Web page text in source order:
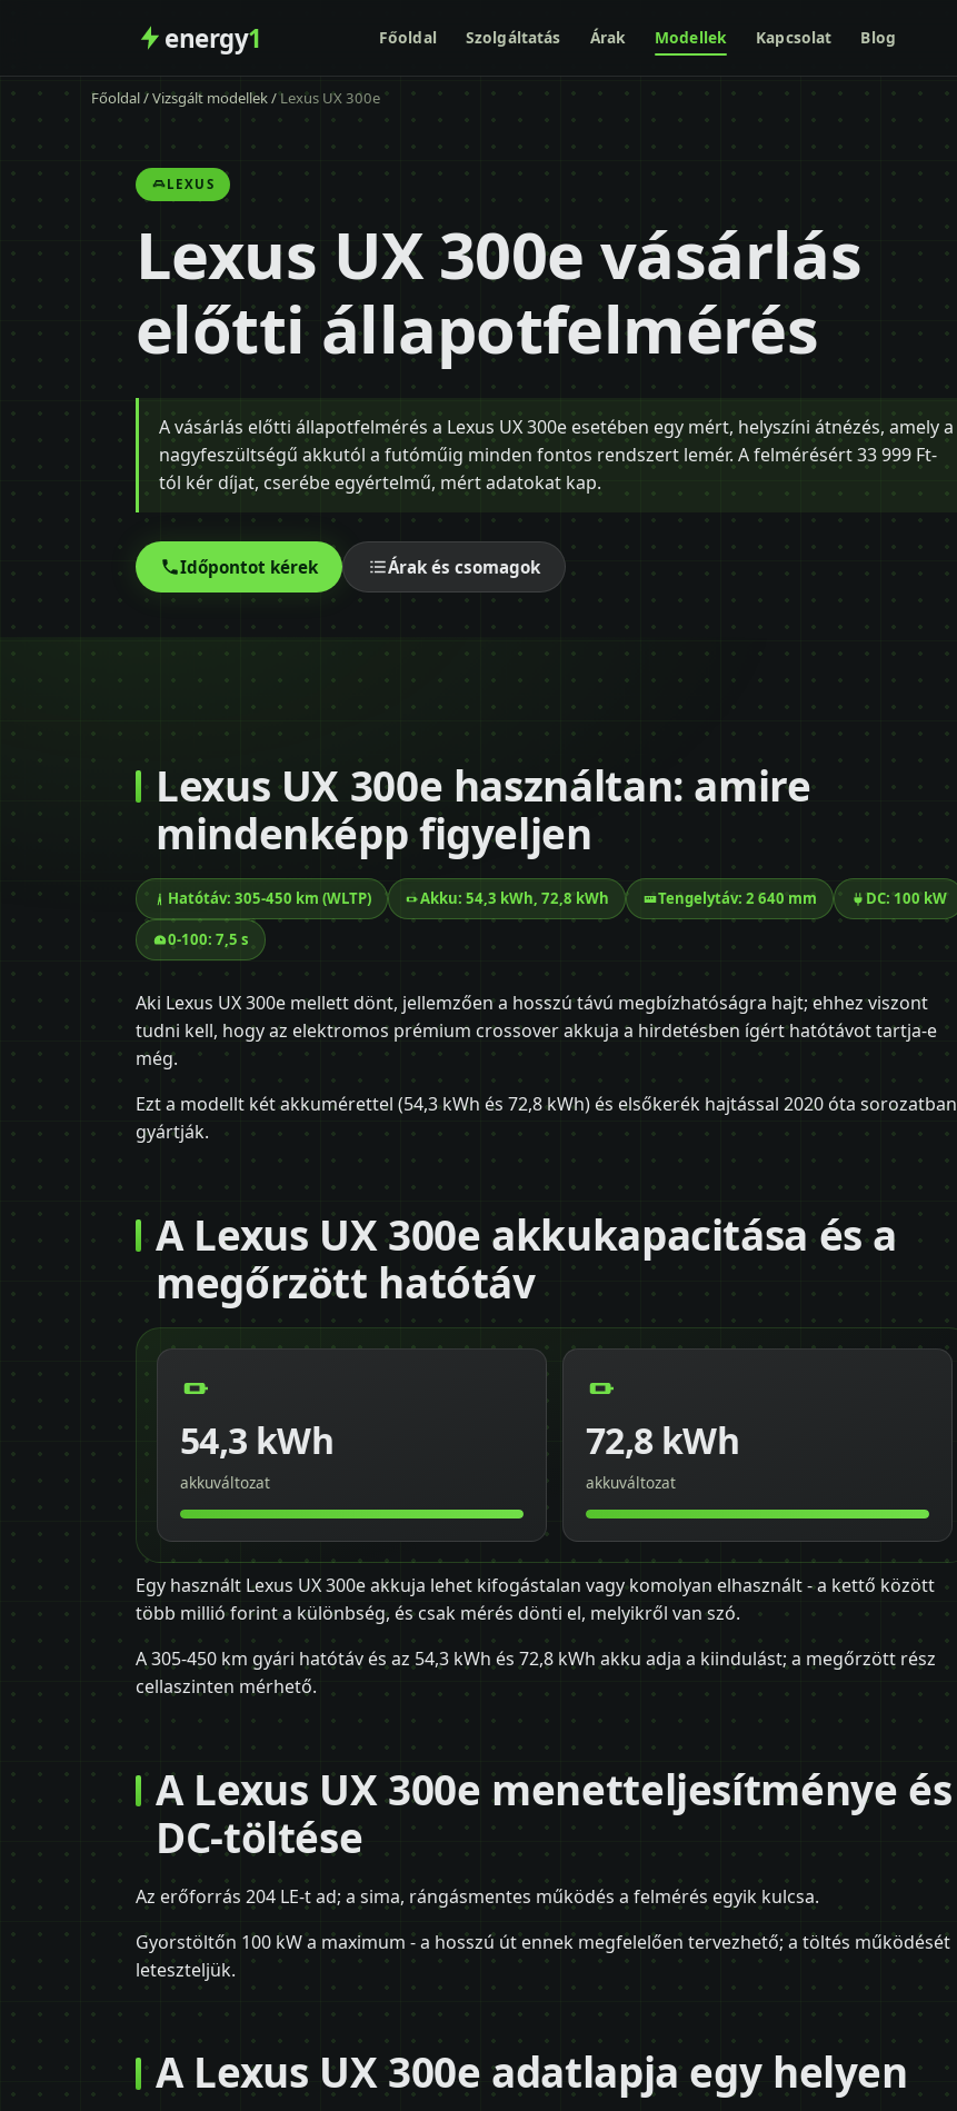
energy1 Főoldal Szolgáltatás Árak Modellek Kapcsolat Blog
Főoldal/Vizsgált modellek/Lexus UX 300e
LEXUS
Lexus UX 300e vásárlás
előtti állapotfelmérés
A vásárlás előtti állapotfelmérés a Lexus UX 300e esetében egy mért, helyszíni átnézés, amely a
nagyfeszültségű akkutól a futóműig minden fontos rendszert lemér. A felmérésért 33 999 Ft-
tól kér díjat, cserébe egyértelmű, mért adatokat kap.
Időpontot kérek Árak és csomagok
Lexus UX 300e használtan: amire
mindenképp figyeljen
Hatótáv: 305-450 km (WLTP) Akku: 54,3 kWh, 72,8 kWh Tengelytáv: 2 640 mm DC: 100 kW
0-100: 7,5 s
Aki Lexus UX 300e mellett dönt, jellemzően a hosszú távú megbízhatóságra hajt; ehhez viszont
tudni kell, hogy az elektromos prémium crossover akkuja a hirdetésben ígért hatótávot tartja-e
még.
Ezt a modellt két akkumérettel (54,3 kWh és 72,8 kWh) és elsőkerék hajtással 2020 óta sorozatban
gyártják.
A Lexus UX 300e akkukapacitása és a
megőrzött hatótáv
54,3 kWh
akkuváltozat
72,8 kWh
akkuváltozat
Egy használt Lexus UX 300e akkuja lehet kifogástalan vagy komolyan elhasznált - a kettő között
több millió forint a különbség, és csak mérés dönti el, melyikről van szó.
A 305-450 km gyári hatótáv és az 54,3 kWh és 72,8 kWh akku adja a kiindulást; a megőrzött rész
cellaszinten mérhető.
A Lexus UX 300e menetteljesítménye és
DC-töltése
Az erőforrás 204 LE-t ad; a sima, rángásmentes működés a felmérés egyik kulcsa.
Gyorstöltőn 100 kW a maximum - a hosszú út ennek megfelelően tervezhető; a töltés működését
leteszteljük.
A Lexus UX 300e adatlapja egy helyen